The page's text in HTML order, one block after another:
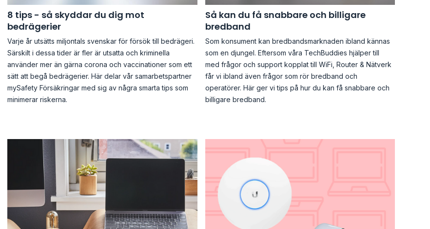
8 tips - så skyddar du dig mot
bedrägerier
Varje år utsätts miljontals svenskar för försök till bedrägeri.
Särskilt i dessa tider är fler är utsatta och kriminella
använder mer än gärna corona och vaccinationer som ett
sätt att begå bedrägerier. Här delar vår samarbetspartner
mySafety Försäkringar med sig av några smarta tips som
minimerar riskerna.
Så kan du få snabbare och billigare
bredband
Som konsument kan bredbandsmarknaden ibland kännas
som en djungel. Eftersom våra TechBuddies hjälper till
med frågor och support kopplat till WiFi, Router & Nätverk
får vi ibland även frågor som rör bredband och
operatörer. Här ger vi tips på hur du kan få snabbare och
billigare bredband.